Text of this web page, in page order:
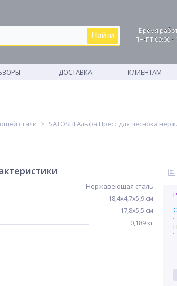
Найти
Время
ПН-ПТ 09:00 -
ДОСТАВКА КЛИЕНТАМ
стали SATOSHI Альфа Пресс для чеснока
Нержавеющая сталь
18,4х4,7х5,9 см
17,8х5,5 см
0,189 кг